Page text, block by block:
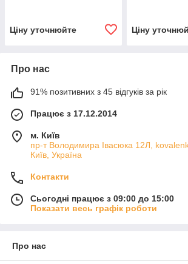
Ціну уточнюйте Ціну
Про нас
91% позитивних з 45 відгуків за рік
Працює з 17.12.2014
м. Київ
пр-т Володимира Івасюка 12Л,
Київ, Україна
Контакти
Сьогодні працює з 09:00 до 15:00
Показати весь графік роботи
Про нас